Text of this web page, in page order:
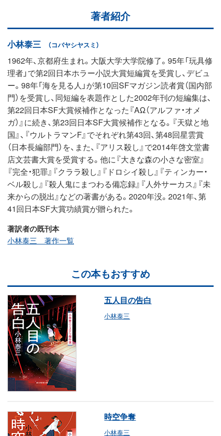
著者紹介
小林泰三 （コバヤシヤスミ）
1962年、京都府生まれ。大阪大学大学院修了。95年「玩具修
理者」で第2回日本ホラー小説大賞短編賞を受賞し、デビュ
ー。98年「海を見る人」が第10回SFマガジン読者賞（国内部
門）を受賞し、同短編を表題作とした2002年刊の短編集は、
第22回日本SF大賞候補作となった『AΩ（アルファ・オメ
ガ）』に続き、第23回日本SF大賞候補作となる。『天獄と地
国』、『ウルトラマンF』でそれぞれ第43回、第48回星雲賞
（日本長編部門）を、また、『アリス殺し』で2014年啓文堂書
店文芸書大賞を受賞する。他に『大きな森の小さな密室』
『完全・犯罪』『クララ殺し』『ドロシイ殺し』『ティンカー・
ベル殺し』『殺人鬼にまつわる備忘録』『人外サーカス』『未
来からの脱出』などの著書がある。2020年没。2021年、第
41回日本SF大賞功績賞が贈られた。
著訳者の既刊本
小林泰三 著作一覧
この本もおすすめ
五人目の告白
小林泰三
時空争奪
小林泰三